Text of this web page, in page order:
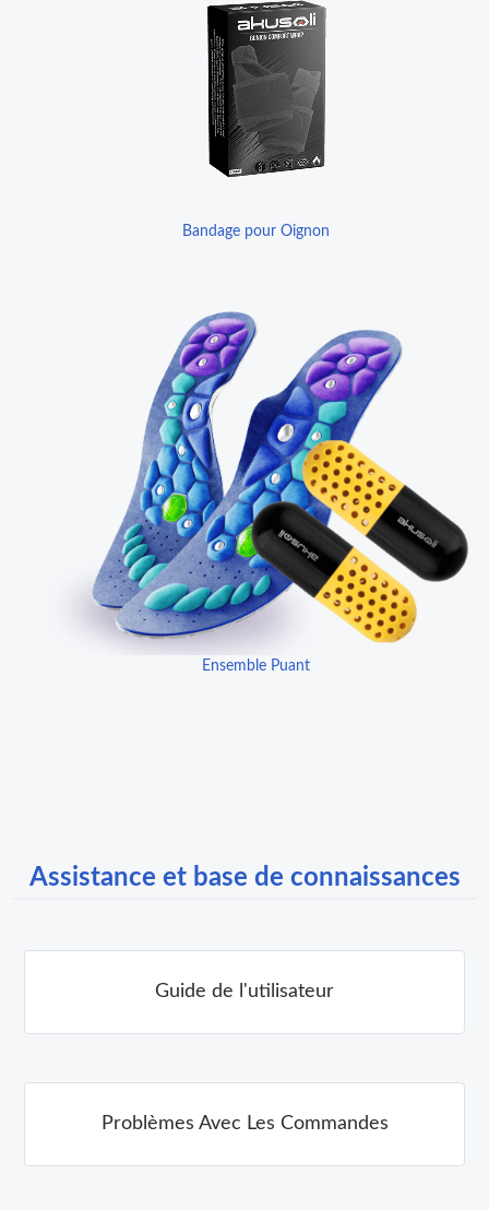
Bandage pour Oignon
Ensemble Puant
Assistance et base de connaissances
Guide de l'utilisateur
Problèmes Avec Les Commandes